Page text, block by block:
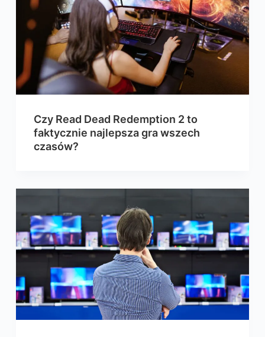
Czy Read Dead Redemption 2 to
faktycznie najlepsza gra wszech
czasów?